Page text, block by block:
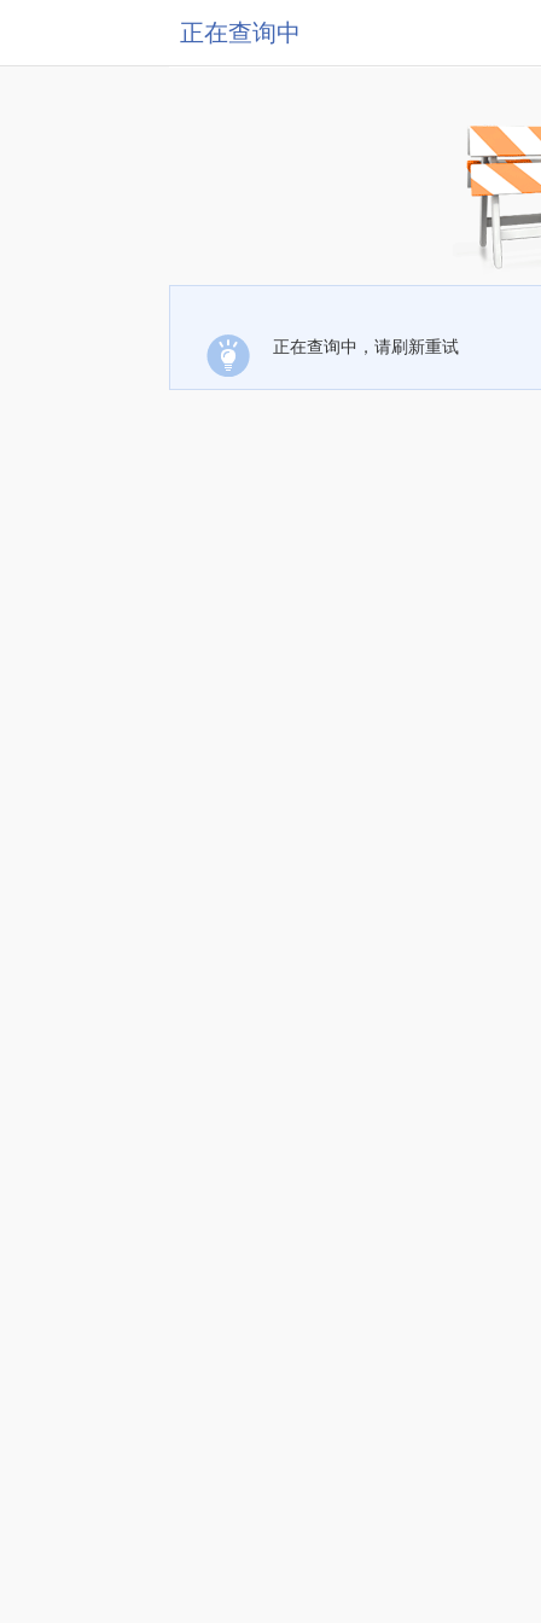
正在查询中
正在查询中，请刷新重试